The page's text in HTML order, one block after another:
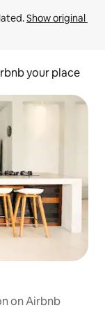
Show original
your place
on Airbnb